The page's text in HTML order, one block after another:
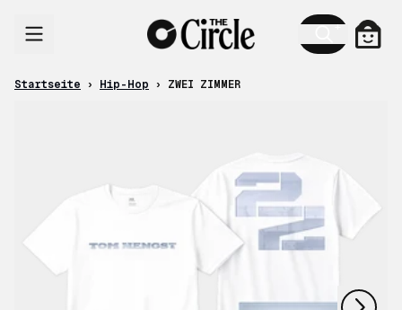
Startseite › Hip-Hop › ZWEI ZIMMER
nächstes